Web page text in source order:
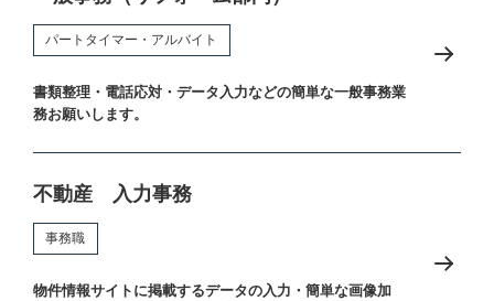
パートタイマー・アルバイト
書類整理・電話応対・データ入力などの簡単な一般事務業
務お願いします。
不動産 入力事務
事務職
物件情報サイトに掲載するデータの入力・簡単な画像加